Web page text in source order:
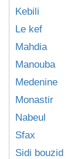
Kebili
Le kef
Mahdia
Manouba
Medenine
Monastir
Nabeul
Sfax
Sidi bouzid